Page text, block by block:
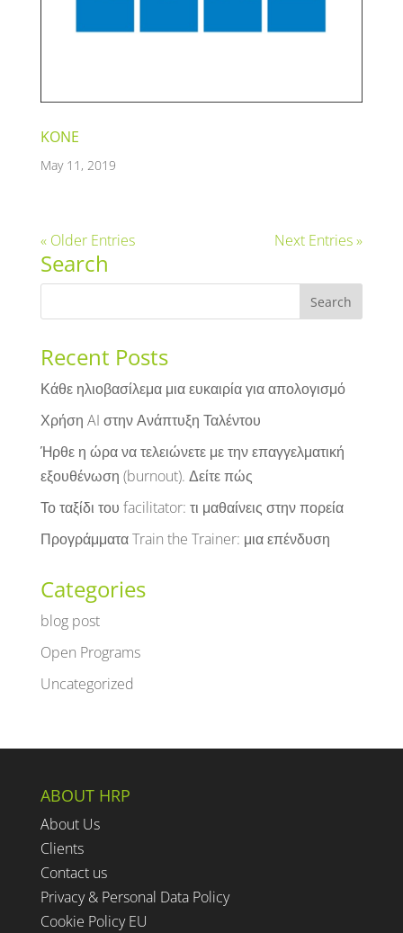
KONE
May 11, 2019
« Older Entries Next Entries »
Search
Recent Posts
Κάθε ηλιοβασίλεμα μια ευκαιρία για απολογισμό
Χρήση AI στην Ανάπτυξη Ταλέντου
Ήρθε η ώρα να τελειώνετε με την επαγγελματική
εξουθένωση (burnout). Δείτε πώς
Το ταξίδι του facilitator: τι μαθαίνεις στην πορεία
Προγράμματα Train the Trainer: μια επένδυση
Categories
blog post
Open Programs
Uncategorized
ABOUT HRP
About Us
Clients
Contact us
Privacy & Personal Data Policy
Cookie Policy EU